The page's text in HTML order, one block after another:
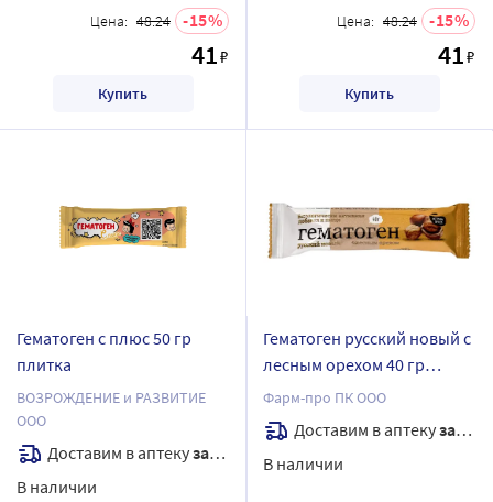
Цена: 48.24 15
41₽
Купить
Цена: 48.24 15
41₽
Купить
Гематоген с плюс 50 гр
плитка
ВОЗРОЖДЕНИЕ и РАЗВИТИЕ
ООО
Доставим в аптекузавтра
В наличии
Гематоген русский новый с
лесным орехом 40 гр
плитка
Фарм-про ПК ООО
Доставим в аптекузавтра
В наличии